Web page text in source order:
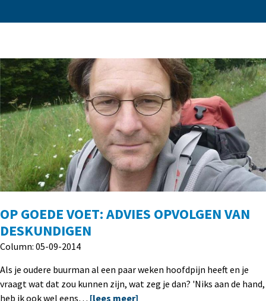
OP GOEDE VOET: ADVIES OPVOLGEN VAN
DESKUNDIGEN
Column: 05-09-2014
Als je oudere buurman al een paar weken hoofdpijn heeft en je
vraagt wat dat zou kunnen zijn, wat zeg je dan? 'Niks aan de hand,
heb ik ook wel eens… [lees meer]